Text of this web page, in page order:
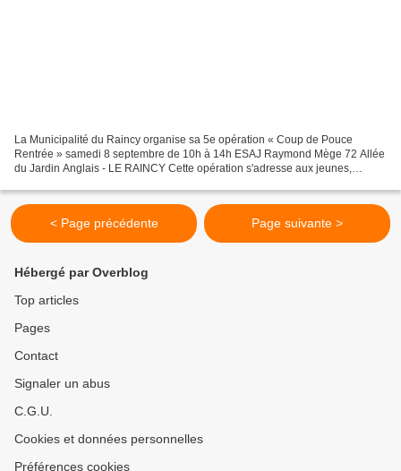
La Municipalité du Raincy organise sa 5e opération « Coup de Pouce
Rentrée » samedi 8 septembre de 10h à 14h ESAJ Raymond Mège 72 Allée
du Jardin Anglais - LE RAINCY Cette opération s'adresse aux jeunes,
< Page précédente Page suivante >
Hébergé par Overblog
Top articles
Pages
Contact
Signaler un abus
C.G.U.
Cookies et données personnelles
Préférences cookies